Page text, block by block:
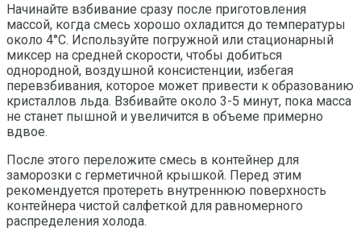
Начинайте взбивание сразу после приготовления
массой, когда смесь хорошо охладится до температуры
около 4°C. Используйте погружной или стационарный
миксер на средней скорости, чтобы добиться
однородной, воздушной консистенции, избегая
перевзбивания, которое может привести к образованию
кристаллов льда. Взбивайте около 3-5 минут, пока масса
не станет пышной и увеличится в объеме примерно
вдвое.
После этого переложите смесь в контейнер для
заморозки с герметичной крышкой. Перед этим
рекомендуется протереть внутреннюю поверхность
контейнера чистой салфеткой для равномерного
распределения холода.